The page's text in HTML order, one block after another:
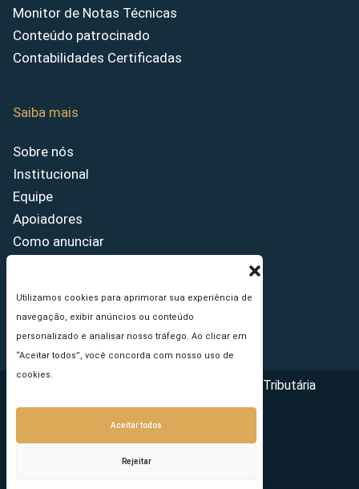
Utilizamos cookies para aprimorar sua experiência de
navegação, exibir anúncios ou conteúdo
personalizado e analisar nosso tráfego. Ao clicar em
“Aceitar todos”, você concorda com nosso uso de
cookies.
Aceitar todos
Rejeitar
Monitor de Notas Técnicas
Conteúdo patrocinado
Contabilidades Certificadas
Saiba mais
Sobre nós
Institucional
Equipe
Apoiadores
Como anunciar
Princípios Editoriais
Copyright © 2026 - Portal da Reforma Tributária